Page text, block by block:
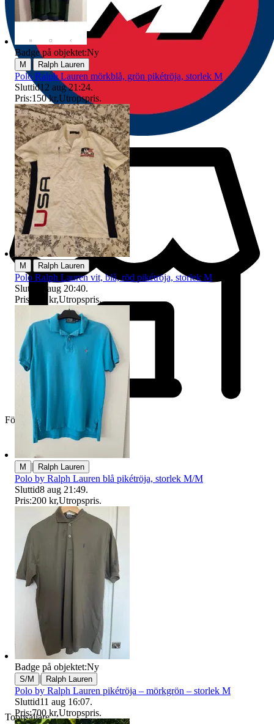
Företag
Toppsäljare
Badge på objektet:Ny
M | Ralph Lauren
Polo Ralph Lauren mörkblå, grön pikétröja, storlek M
Sluttid12 aug 21:24.
Pris:150 kr,Utropspris.
M Ralph Lauren
Polo Ralph Lauren vit, blå, röd pikétröja, storlek M
Sluttid
8 aug 20:40.
Pris:
179 kr,Utropspris.
M | Ralph Lauren
Polo by Ralph Lauren blå pikétröja, storlek M/M
Sluttid8 aug 21:49.
Pris:200 kr,Utropspris.
Badge på objektet:Ny
S/M | Ralph Lauren
Polo by Ralph Lauren pikétröja – mörkgrön – storlek M
Sluttid11 aug 16:07.
Pris:700 kr,Utropspris.